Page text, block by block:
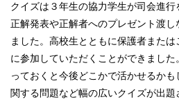
クイズは３年生の協力学生が司会進
正解発表や正解者へのプレゼント渡
ました。高校生とともに保護者また
に参加していただくことができまし
っておくと今後どこかで活かせるか
関する問題など幅の広いクイズが出